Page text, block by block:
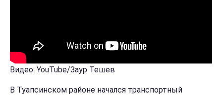
Видео: YouTube/Заур Тешев
В Туапсинском районе начался транспортный